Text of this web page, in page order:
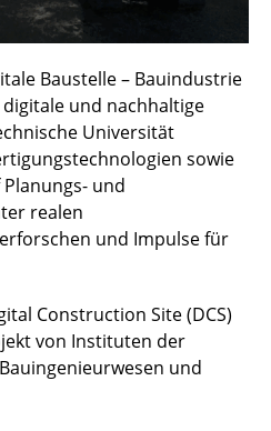
Baustelle – Bauindustrie
und nachhaltige
Universität
sowie
und
realen
und Impulse für
Construction Site (DCS)
von Instituten der
und